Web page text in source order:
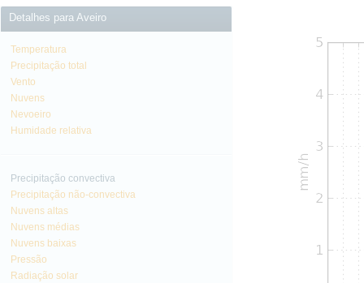
Detalhes para Aveiro
Temperatura
Precipitação total
Vento
Nuvens
Nevoeiro
Humidade relativa
Precipitação convectiva
Precipitação não-convectiva
Nuvens altas
Nuvens médias
Nuvens baixas
Pressão
Radiação solar